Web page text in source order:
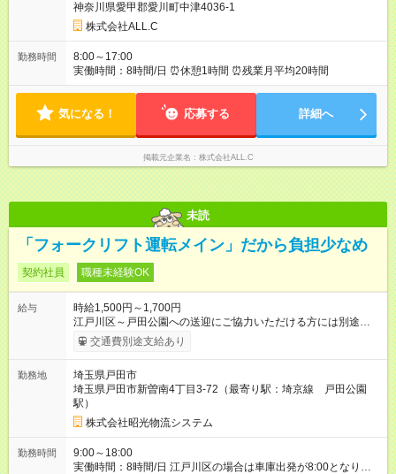
神奈川県愛甲郡愛川町中津4036-1
株式会社ALL.C
勤務時間
8:00～17:00
実働時間：8時間/日 ⏰休憩1時間 ⏰残業月平均20時間
気になる！ 応募する 詳細へ
掲載元企業名 株式会社ALL.C
未読
「フォークリフト運転メイン」だから負担少なめ
契約社員 職種未経験OK
給与
時給1,500円～1,700円
江戸川区～戸田公園への送迎にご協力いただける方には別途１
日1,500円を支給します（車種ハイエース） 【試用期間】試用期
間あり 試用期間の長さ：3ヶ月 ※ 雇用形態と給与に、本採用時
与：時給 1,450円以上
交通費別途支給あり
勤務地
埼玉県戸田市
埼玉県戸田市新曽南4丁目3-72（最寄り駅：埼京線 戸田公園
駅）
株式会社昭光物流システム
勤務時間
9:00～18:00
実働時間：8時間/日 江戸川区の場合は車庫出発が8:00となりま